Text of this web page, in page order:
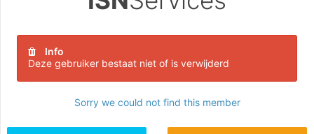
Info
Deze gebruiker bestaat niet of is verwijderd
Sorry we could not find this member